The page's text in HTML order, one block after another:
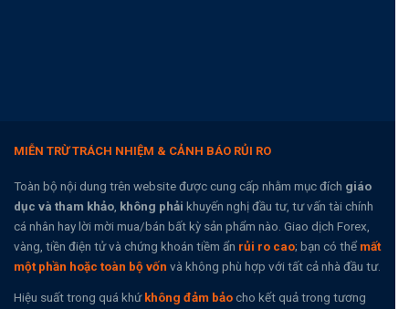
MIỄN TRỪ TRÁCH NHIỆM & CẢNH BÁO RỦI RO
Toàn bộ nội dung trên website được cung cấp nhằm mục đích giáo
dục và tham khảo, không phải khuyến nghị đầu tư, tư vấn tài chính
cá nhân hay lời mời mua/bán bất kỳ sản phẩm nào. Giao dịch Forex,
vàng, tiền điện tử và chứng khoán tiềm ẩn rủi ro cao; bạn có thể mất
một phần hoặc toàn bộ vốn và không phù hợp với tất cả nhà đầu tư.
Hiệu suất trong quá khứkhông đảm bảocho kết quả trong tương